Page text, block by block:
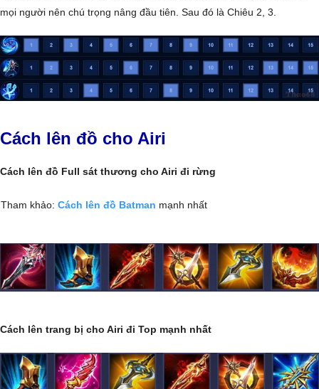
mọi người nên chú trọng nâng đầu tiên. Sau đó là Chiêu 2, 3.
Cách lên đồ cho Airi
Cách lên đồ Full sát thương cho Airi đi rừng
Tham khảo: Cách lên đồ Batman mạnh nhất
Cách lên trang bị cho Airi đi Top mạnh nhất